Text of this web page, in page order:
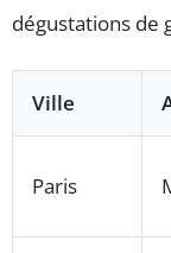
dégustations de
Ville
Paris